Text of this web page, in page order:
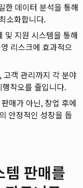
한 데이터 분석을 통해
소화합니다.
및 지원 시스템을 통해
리스크에 효과적으
객 관리까지 각 분야
착오를 줄입니다.
매가 아닌, 창업 후에
안정적인 성장을 돕
판매를